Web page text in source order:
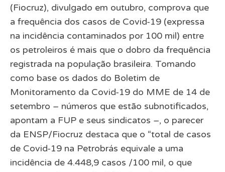
(Fiocruz), divulgado em outubro, comprova que
a frequência dos casos de Covid-19 (expressa
na incidência contaminados por 100 mil) entre
os petroleiros é mais que o dobro da frequência
registrada na população brasileira. Tomando
como base os dados do Boletim de
Monitoramento da Covid-19 do MME de 14 de
setembro – números que estão subnotificados,
apontam a FUP e seus sindicatos –, o parecer
da ENSP/Fiocruz destaca que o “total de casos
de Covid-19 na Petrobrás equivale a uma
incidência de 4.448,9 casos /100 mil, o que